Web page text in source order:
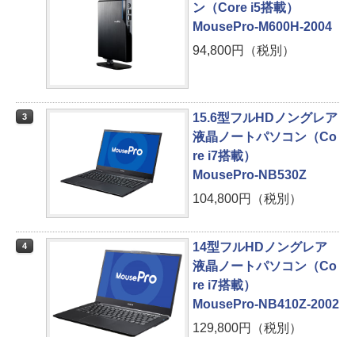
ン（Core i5搭載）
MousePro-M600H-2004
94,800円（税別）
3
15.6型フルHDノングレア
液晶ノートパソコン（Co
re i7搭載）
MousePro-NB530Z
104,800円（税別）
4
14型フルHDノングレア
液晶ノートパソコン（Co
re i7搭載）
MousePro-NB410Z-2002
129,800円（税別）